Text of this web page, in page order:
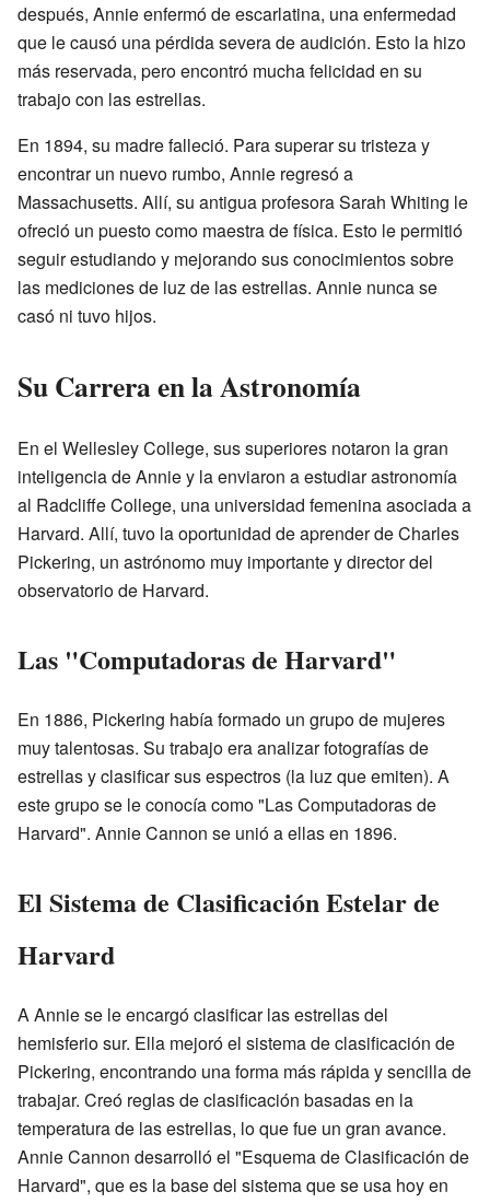
después, Annie enfermó de escarlatina, una enfermedad
que le causó una pérdida severa de audición. Esto la hizo
más reservada, pero encontró mucha felicidad en su
trabajo con las estrellas.
En 1894, su madre falleció. Para superar su tristeza y
encontrar un nuevo rumbo, Annie regresó a
Massachusetts. Allí, su antigua profesora Sarah Whiting le
ofreció un puesto como maestra de física. Esto le permitió
seguir estudiando y mejorando sus conocimientos sobre
las mediciones de luz de las estrellas. Annie nunca se
casó ni tuvo hijos.
Su Carrera en la Astronomía
En el Wellesley College, sus superiores notaron la gran
inteligencia de Annie y la enviaron a estudiar astronomía
al Radcliffe College, una universidad femenina asociada a
Harvard. Allí, tuvo la oportunidad de aprender de Charles
Pickering, un astrónomo muy importante y director del
observatorio de Harvard.
Las "Computadoras de Harvard"
En 1886, Pickering había formado un grupo de mujeres
muy talentosas. Su trabajo era analizar fotografías de
estrellas y clasificar sus espectros (la luz que emiten). A
este grupo se le conocía como "Las Computadoras de
Harvard". Annie Cannon se unió a ellas en 1896.
El Sistema de Clasificación Estelar de
Harvard
A Annie se le encargó clasificar las estrellas del
hemisferio sur. Ella mejoró el sistema de clasificación de
Pickering, encontrando una forma más rápida y sencilla de
trabajar. Creó reglas de clasificación basadas en la
temperatura de las estrellas, lo que fue un gran avance.
Annie Cannon desarrolló el "Esquema de Clasificación de
Harvard", que es la base del sistema que se usa hoy en